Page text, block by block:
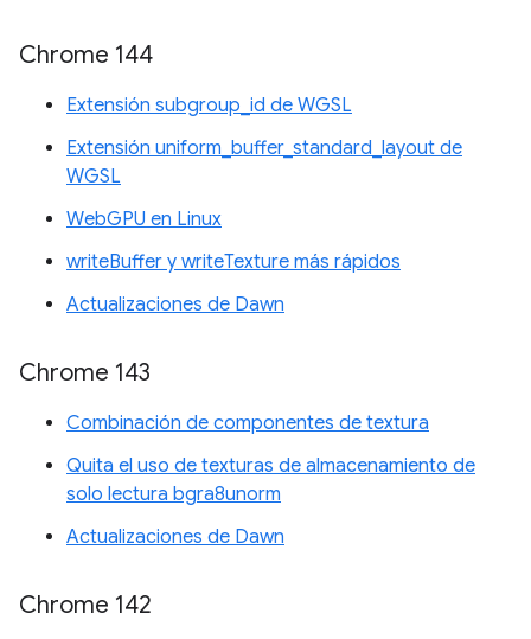
Chrome 144
Extensión subgroup_id de WGSL
Extensión uniform_buffer_standard_layout de
WGSL
WebGPU en Linux
writeBuffer y writeTexture más rápidos
Actualizaciones de Dawn
Chrome 143
Combinación de componentes de textura
Quita el uso de texturas de almacenamiento de
solo lectura bgra8unorm
Actualizaciones de Dawn
Chrome 142